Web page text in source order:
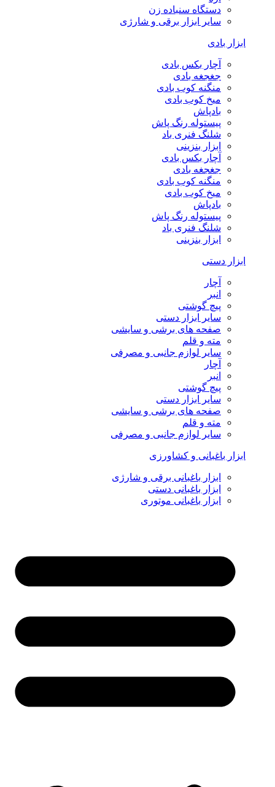
دستگاه سنباده زن
سایر ابزار برقی و شارژی
ابزار بادی
آچار بکس بادی
جغجغه بادی
منگنه کوب بادی
میخ کوب بادی
بادپاش
پیستوله رنگ پاش
شلنگ فنری باد
ابزار بنزینی
آچار بکس بادی
جغجغه بادی
منگنه کوب بادی
میخ کوب بادی
بادپاش
پیستوله رنگ پاش
شلنگ فنری باد
ابزار بنزینی
ابزار دستی
آچار
انبر
پیچ گوشتی
سایر ابزار دستی
صفحه های برشی و سایشی
مته و قلم
سایر لوازم جانبی و مصرفی
آچار
انبر
پیچ گوشتی
سایر ابزار دستی
صفحه های برشی و سایشی
مته و قلم
سایر لوازم جانبی و مصرفی
ابزار باغبانی و کشاورزی
ابزار باغبانی برقی و شارژی
ابزار باغبانی دستی
ابزار باغبانی موتوری